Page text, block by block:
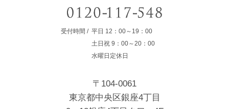
受付時間 平日 12：00～19：00
土日祝 9：00～20：00
水曜日定休日
〒104-0061
東京都中央区銀座4丁目